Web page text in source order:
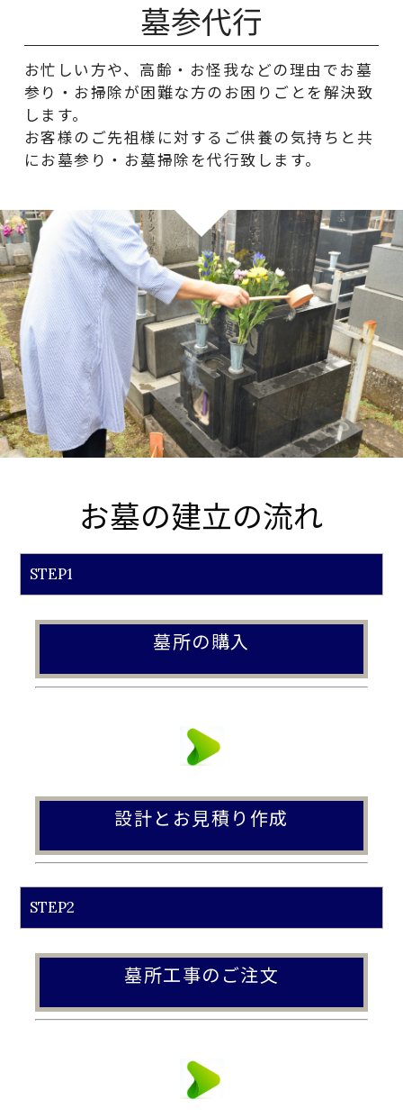
墓参代行
お忙しい方や、高齢・お怪我などの理由でお墓
参り・お掃除が困難な方のお困りごとを解決致
します。
お客様のご先祖様に対するご供養の気持ちと共
にお墓参り・お墓掃除を代行致します。
お墓の建立の流れ
STEP1
墓所の購入
設計とお見積り作成
STEP2
墓所工事のご注文